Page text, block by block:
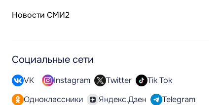
Новости СМИ2
Социальные сети
VK Instagram Twitter
Tik Tok
Одноклассники
Яндекс.Дзен
Telegram